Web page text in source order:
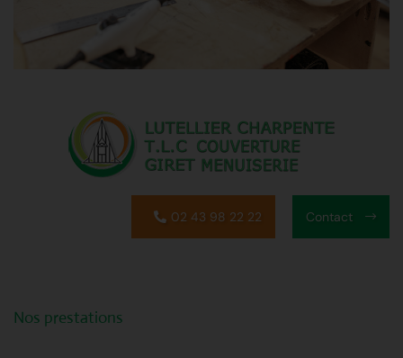
02 43 98 22 22 Contact
Nos prestations